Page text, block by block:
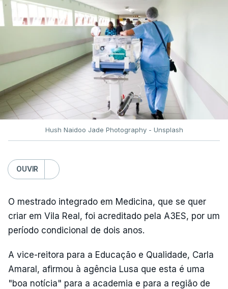
Hush Naidoo Jade Photography - Unsplash
OUVIR
O mestrado integrado em Medicina, que se quer
criar em Vila Real, foi acreditado pela A3ES, por um
período condicional de dois anos.
A vice-reitora para a Educação e Qualidade, Carla
Amaral, afirmou à agência Lusa que esta é uma
"boa notícia" para a academia e para a região de